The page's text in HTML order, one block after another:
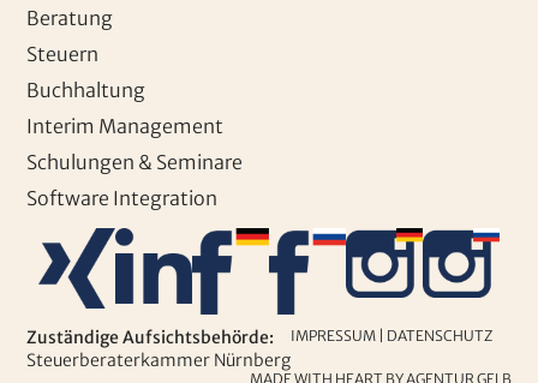
Beratung
Steuern
Buchhaltung
Interim Management
Schulungen & Seminare
Software Integration
Zuständige Aufsichtsbehörde:
Steuerberaterkammer Nürnberg
IMPRESSUM DATENSCHUTZ
MADE WITH HEART BY AGENTUR GELB